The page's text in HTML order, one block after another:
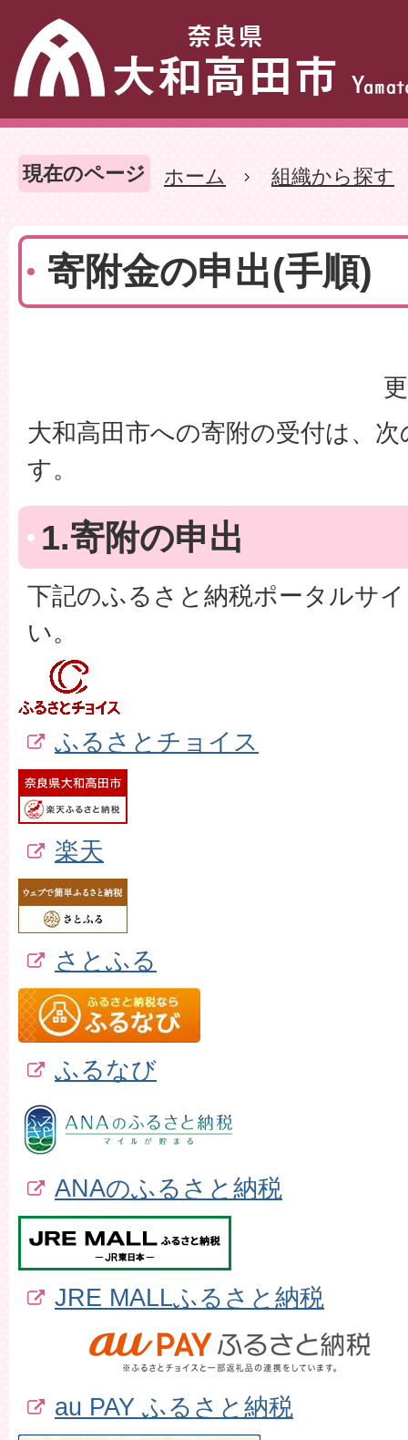
現在のページ ホーム 組織から探す
寄附金の申出(手順)
大和高田市への寄附の受付は、
す。
1.寄附の申出
下記のふるさと納税ポータルサ
い。
ふるさとチョイス
楽天
さとふる
ふるなび
ANAのふるさと納税
JRE MALLふるさと納税
au PAY ふるさと納税